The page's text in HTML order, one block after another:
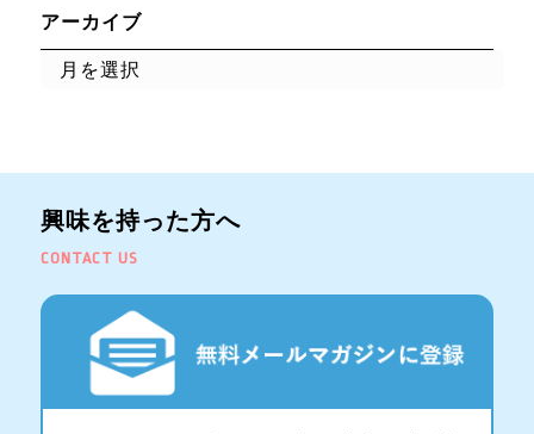
アーカイブ
興味を持った方へ
CONTACT US